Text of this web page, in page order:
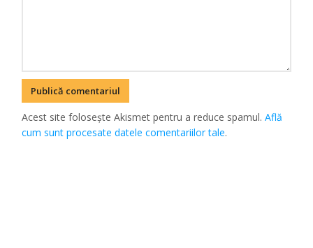
Acest site folosește Akismet pentru a reduce spamul.Află
cum sunt procesate datele comentariilor tale.